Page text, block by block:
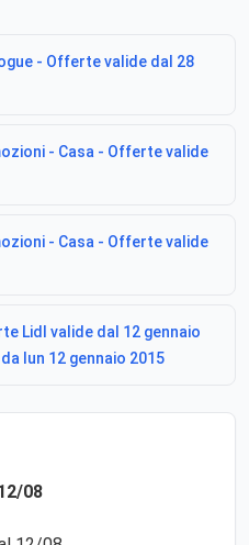
- Offerte valide dal 28
- Casa - Offerte valide
- Casa - Offerte valide
Lidl valide dal 12 gennaio
lun 12 gennaio 2015
08